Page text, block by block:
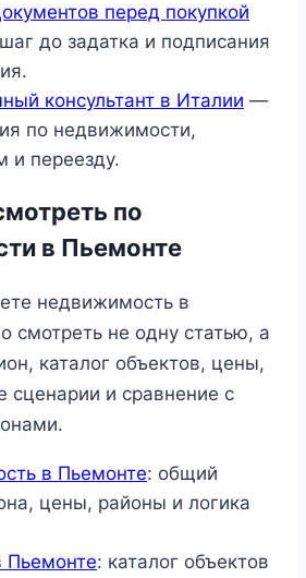
перед покупкой
до задатка и подписания
консультант в Италии —
по недвижимости,
и переезду.
по
в Пьемонте
недвижимость в
смотреть не одну статью, а
каталог объектов, цены,
сценарии и сравнение с
в Пьемонте: общий
цены, районы и логика
Пьемонте: каталог объектов